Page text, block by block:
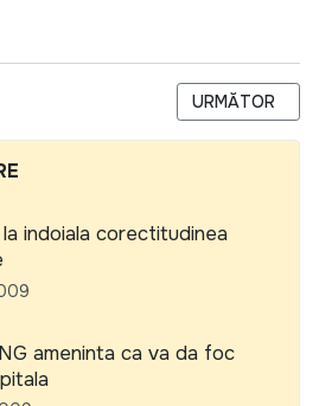
SITUATIE SIMILARA - OAMENI AI
ARTICOLUL
URMĂTOR
indoiala corectitudinea
ameninta ca va da foc